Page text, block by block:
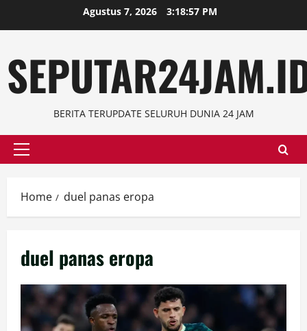
to
Agustus 7, 2026 3:18:58 PM
BERITA TERUPDATE SELURUH DUNIA 24 JAM
Primary
Home duel panas eropa
duel panas eropa